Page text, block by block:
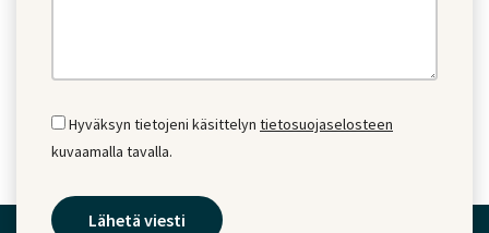
Hyväksyn tietojeni käsittelyn tietosuojaselosteen
kuvaamalla tavalla.